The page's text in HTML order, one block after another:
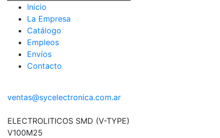
Inicio
La Empresa
Catálogo
Empleos
Envíos
Contacto
ventas@sycelectronica.com.ar
ELECTROLITICOS SMD (V-TYPE)
V100M25